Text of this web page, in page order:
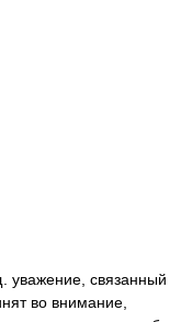
уважение, связанный
во внимание,